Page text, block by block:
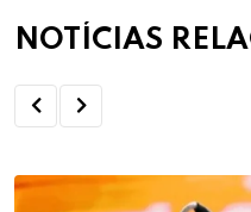
NOTÍCIAS